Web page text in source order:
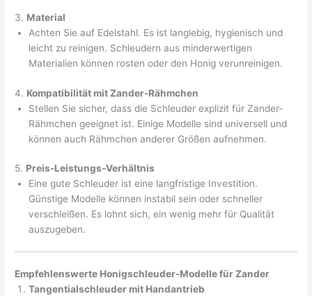
3. Material
Achten Sie auf Edelstahl. Es ist langlebig, hygienisch und
leicht zu reinigen. Schleudern aus minderwertigen
Materialien können rosten oder den Honig verunreinigen.
4. Kompatibilität mit Zander-Rähmchen
Stellen Sie sicher, dass die Schleuder explizit für Zander-
Rähmchen geeignet ist. Einige Modelle sind universell und
können auch Rähmchen anderer Größen aufnehmen.
5. Preis-Leistungs-Verhältnis
Eine gute Schleuder ist eine langfristige Investition.
Günstige Modelle können instabil sein oder schneller
verschleißen. Es lohnt sich, ein wenig mehr für Qualität
auszugeben.
Empfehlenswerte Honigschleuder-Modelle für Zander
Tangentialschleuder mit Handantrieb